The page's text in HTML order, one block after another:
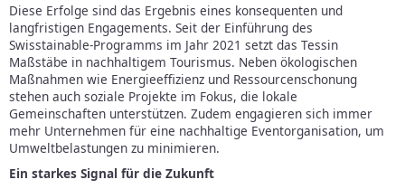
Diese Erfolge sind das Ergebnis eines konsequenten und
langfristigen Engagements. Seit der Einführung des
Swisstainable-Programms im Jahr 2021 setzt das Tessin
Maßstäbe in nachhaltigem Tourismus. Neben ökologischen
Maßnahmen wie Energieeffizienz und Ressourcenschonung
stehen auch soziale Projekte im Fokus, die lokale
Gemeinschaften unterstützen. Zudem engagieren sich immer
mehr Unternehmen für eine nachhaltige Eventorganisation, um
Umweltbelastungen zu minimieren.
Ein starkes Signal für die Zukunft